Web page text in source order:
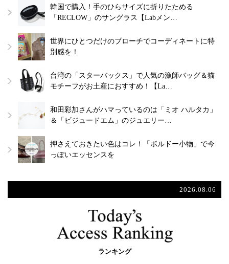
韓国で購入！手のひらサイズに折りたためる
「RECLOW」のサングラス【Labメン…
世界にひとつだけのブローチでコーディネートに特
別感を！
台湾の「スターバックス」で人気の漁師バッグ＆猫
モチーフがお土産におすすめ！【La…
和田彩加さんがハマっているのは「ミオ ハルタカ」
＆「ビジュードエム」のジュエリー…
押さえておきたい色はコレ！「ボルドー小物」で今
っぽいエッセンスを
2026.08.06
ランキング